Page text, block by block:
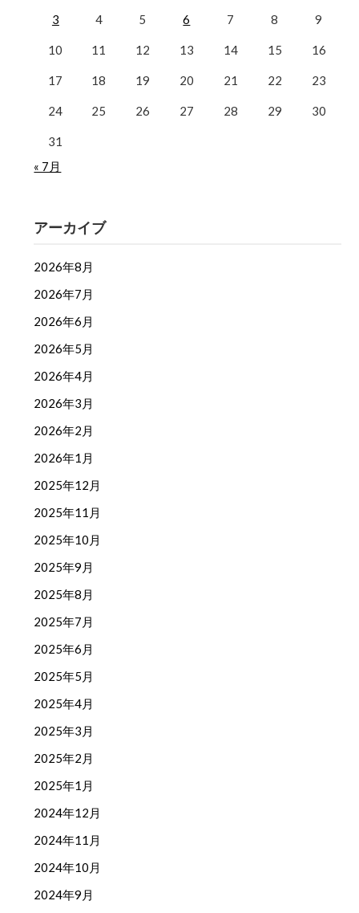
3 4 5 6 7 8 9
10 11 12 13 14 15 16
17 18 19 20 21 22 23
24 25 26 27 28 29 30
31
« 7月
アーカイブ
2026年8月
2026年7月
2026年6月
2026年5月
2026年4月
2026年3月
2026年2月
2026年1月
2025年12月
2025年11月
2025年10月
2025年9月
2025年8月
2025年7月
2025年6月
2025年5月
2025年4月
2025年3月
2025年2月
2025年1月
2024年12月
2024年11月
2024年10月
2024年9月